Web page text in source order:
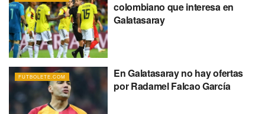
colombiano que interesa en
Galatasaray
FUTBOLETE.COM
En Galatasaray no hay ofertas
por Radamel Falcao García